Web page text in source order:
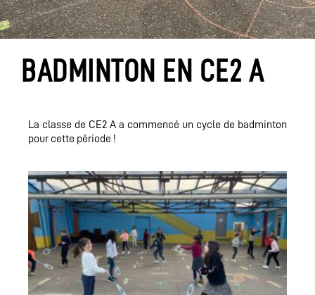
BADMINTON EN CE2 A
La classe de CE2 A a commencé un cycle de badminton
pour cette période !